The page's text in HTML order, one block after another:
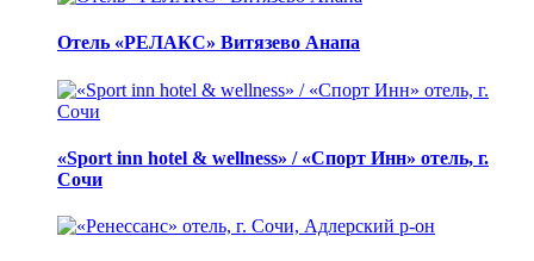
Отель «РЕЛАКС» Витязево Анапа
«Sport inn hotel & wellness» / «Спорт Инн» отель, г.
Сочи